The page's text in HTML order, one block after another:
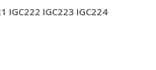
IGC222 IGC223 IGC224